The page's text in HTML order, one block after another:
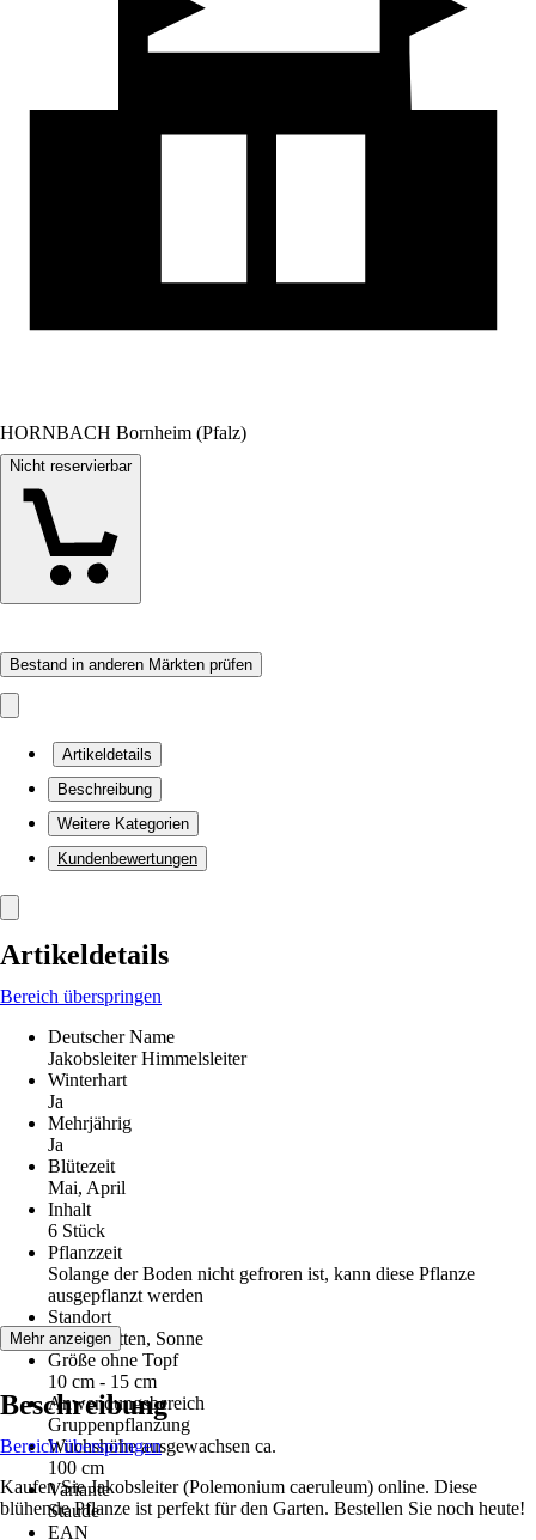
HORNBACH Bornheim (Pfalz)
Nicht reservierbar
Bestand in anderen Märkten prüfen
Artikeldetails
Beschreibung
Weitere Kategorien
Kundenbewertungen
Artikeldetails
Bereich überspringen
Deutscher Name
Jakobsleiter Himmelsleiter
Winterhart
Ja
Mehrjährig
Ja
Blütezeit
Mai, April
Inhalt
6 Stück
Pflanzzeit
Solange der Boden nicht gefroren ist, kann diese Pflanze
ausgepflanzt werden
Standort
Halbschatten, Sonne
Größe ohne Topf
10 cm - 15 cm
Anwendungsbereich
Gruppenpflanzung
Wuchshöhe ausgewachsen ca.
100 cm
Variante
Staude
EAN
Mehr anzeigen
Beschreibung
Bereich überspringen
Kaufen Sie Jakobsleiter (Polemonium caeruleum) online. Diese
blühende Pflanze ist perfekt für den Garten. Bestellen Sie noch heute!